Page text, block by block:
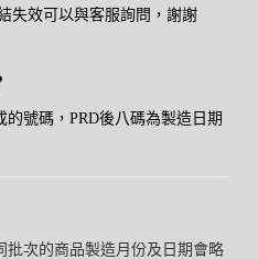
失效可以與客服詢問，謝謝
號碼，PRD後八碼為製造日期
批次的商品製造月份及日期會略